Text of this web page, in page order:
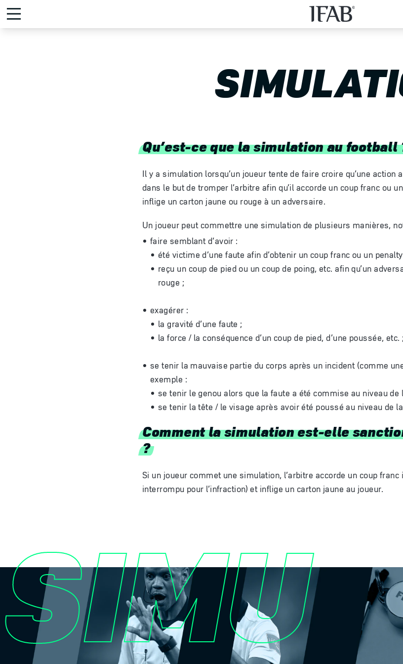
Qu’est-ce que la simulation au football
Il y a simulation lorsqu’un joueur tente de faire croire qu’une action
dans le but de tromper l’arbitre afin qu’il accorde un coup franc ou
inflige un carton jaune ou rouge à un adversaire.
Un joueur peut commettre une simulation de plusieurs manières,
faire semblant d’avoir :
été victime d’une faute afin d’obtenir un coup franc ou un
reçu un coup de pied ou un coup de poing, etc. afin qu’un
rouge ;
exagérer :
la gravité d’une faute ;
la force / la conséquence d’un coup de pied, d’une poussée, etc. ;
se tenir la mauvaise partie du corps après un incident (comme
exemple :
se tenir le genou alors que la faute a été commise au niveau de
se tenir la tête / le visage après avoir été poussé au niveau de
Comment la simulation est-elle
?
Si un joueur commet une simulation, l’arbitre accorde un coup
interrompu pour l’infraction) et inflige un carton jaune au joueur.
SIMU